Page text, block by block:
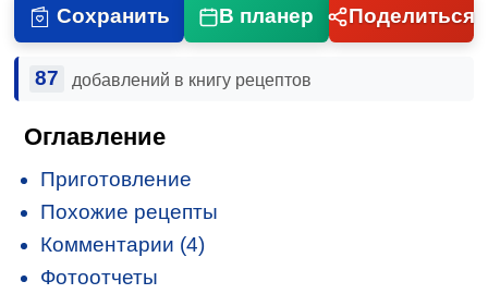
Сохранить В планер Поделиться
87 добавлений в книгу рецептов
Оглавление
Приготовление
Похожие рецепты
Комментарии (4)
Фотоотчеты